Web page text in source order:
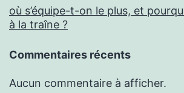
où s’équipe-t-on le plus, et
à la traîne ?
Commentaires récents
Aucun commentaire à afficher.